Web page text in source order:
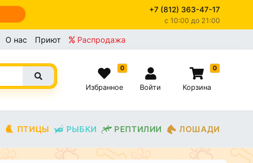
+7 (812) 363-47-17
c 10:00 до 21:00
О нас Приют Распродажа
0
Избранное Войти
0
Корзина
ПТИЦЫ РЫБКИ РЕПТИЛИИ ЛОШАДИ